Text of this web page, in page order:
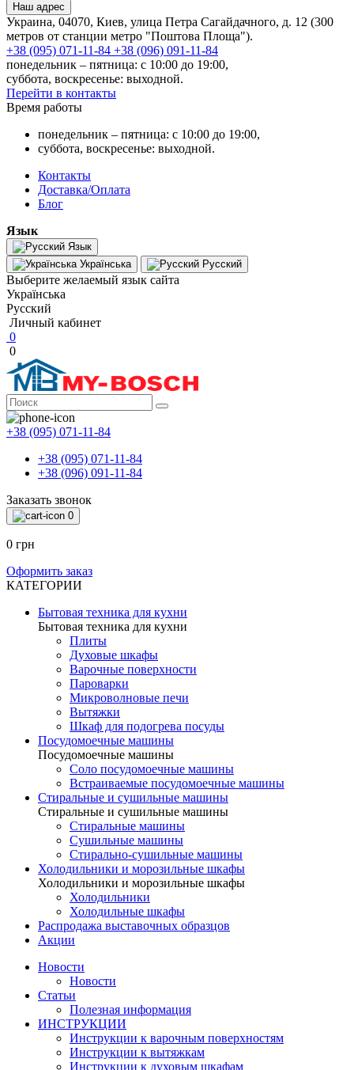
Наш адрес
Украина, 04070, Киев, улица Петра Сагайдачного, д. 12 (300
метров от станции метро "Поштова Площа").
+38 (095) 071-11-84 +38 (096) 091-11-84
понедельник – пятница: с 10:00 до 19:00,
суббота, воскресенье: выходной.
Перейти в контакты
Время работы
понедельник – пятница: с 10:00 до 19:00,
суббота, воскресенье: выходной.
Контакты
Доставка/Оплата
Блог
Язык
Язык
Українська
Русский
Выберите желаемый язык сайта
Українська
Русский
Личный кабинет
0
0
+38 (095) 071-11-84
+38 (095) 071-11-84
+38 (096) 091-11-84
Заказать звонок
0
0 грн
Оформить заказ
КАТЕГОРИИ
Бытовая техника для кухни
Бытовая техника для кухни
Плиты
Духовые шкафы
Варочные поверхности
Пароварки
Микроволновые печи
Вытяжки
Шкаф для подогрева посуды
Посудомоечные машины
Посудомоечные машины
Соло посудомоечные машины
Встраиваемые посудомоечные машины
Стиральные и сушильные машины
Стиральные и сушильные машины
Стиральные машины
Сушильные машины
Стирально-сушильные машины
Холодильники и морозильные шкафы
Холодильники и морозильные шкафы
Холодильники
Холодильные шкафы
Распродажа выставочных образцов
Акции
Новости
Новости
Статьи
Полезная информация
ИНСТРУКЦИИ
Инструкции к варочным поверхностям
Инструкции к вытяжкам
Инструкции к духовым шкафам